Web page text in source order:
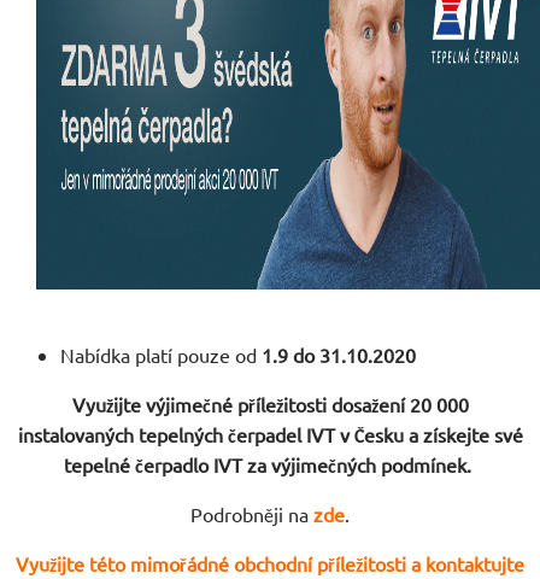
Nabídka platí pouze od 1.9 do 31.10.2020
Využijte výjimečné příležitosti dosažení 20 000
instalovaných tepelných čerpadel IVT v Česku a získejte své
tepelné čerpadlo IVT za výjimečných podmínek.
Podrobněji na zde.
Využijte této mimořádné obchodní příležitosti a kontaktujte